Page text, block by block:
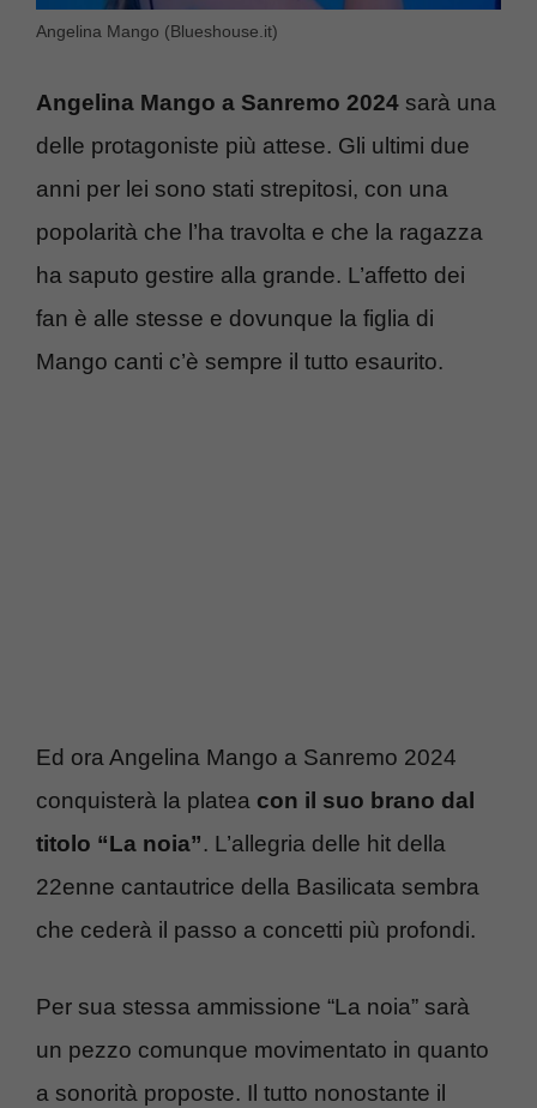
Angelina Mango (Blueshouse.it)
Angelina Mango a Sanremo 2024 sarà una
delle protagoniste più attese. Gli ultimi due
anni per lei sono stati strepitosi, con una
popolarità che l’ha travolta e che la ragazza
ha saputo gestire alla grande. L’affetto dei
fan è alle stesse e dovunque la figlia di
Mango canti c’è sempre il tutto esaurito.
Ed ora Angelina Mango a Sanremo 2024
conquisterà la platea con il suo brano dal
titolo “La noia”. L’allegria delle hit della
22enne cantautrice della Basilicata sembra
che cederà il passo a concetti più profondi.
Per sua stessa ammissione “La noia” sarà
un pezzo comunque movimentato in quanto
a sonorità proposte. Il tutto nonostante il